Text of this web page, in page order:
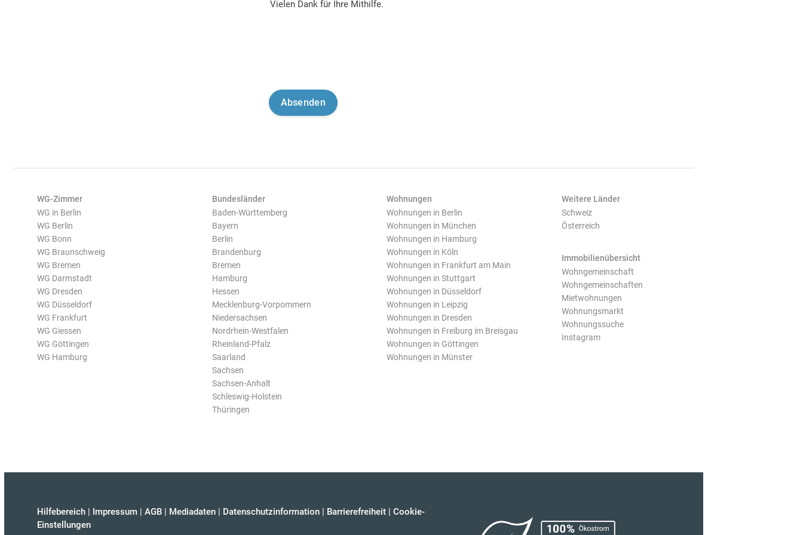
Vielen Dank für Ihre Mithilfe.
WG-Zimmer
WG in Berlin
WG Berlin
WG Bonn
WG Braunschweig
WG Bremen
WG Darmstadt
WG Dresden
WG Düsseldorf
WG Frankfurt
WG Giessen
WG Göttingen
WG Hamburg
Bundesländer
Baden-Württemberg
Bayern
Berlin
Brandenburg
Bremen
Hamburg
Hessen
Mecklenburg-Vorpommern
Niedersachsen
Nordrhein-Westfalen
Rheinland-Pfalz
Saarland
Sachsen
Sachsen-Anhalt
Schleswig-Holstein
Thüringen
Wohnungen
Wohnungen in Berlin
Wohnungen in München
Wohnungen in Hamburg
Wohnungen in Köln
Wohnungen in Frankfurt am Main
Wohnungen in Stuttgart
Wohnungen in Düsseldorf
Wohnungen in Leipzig
Wohnungen in Dresden
Wohnungen in Freiburg im Breisgau
Wohnungen in Göttingen
Wohnungen in Münster
Weitere Länder
Schweiz
Österreich
Immobilienübersicht
Wohngemeinschaft
Wohngemeinschaften
Mietwohnungen
Wohnungsmarkt
Wohnungssuche
Instagram
Hilfebereich | Impressum | AGB | Mediadaten | Datenschutzinformation | Barrierefreiheit | Cookie-
Einstellungen